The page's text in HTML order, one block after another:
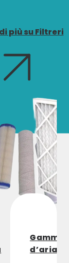
più su Filtreri
Gamme
d’aria